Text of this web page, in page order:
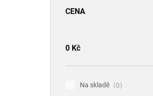
CENA
0 Kč
Na skladě 0